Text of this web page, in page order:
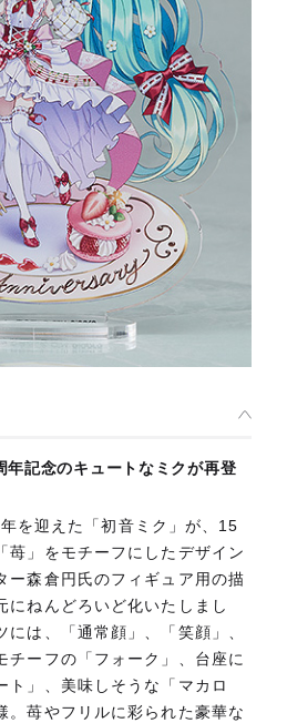
年記念のキュートなミクが再登
を迎えた「初音ミク」が、15
苺」をモチーフにしたデザイン
ー森倉円氏のフィギュア用の描
にねんどろいど化いたしまし
には、「通常顔」、「笑顔」、
チーフの「フォーク」、台座に
ト」、美味しそうな「マカロ
。苺やフリルに彩られた豪華な